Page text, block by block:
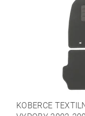
KOBERCE